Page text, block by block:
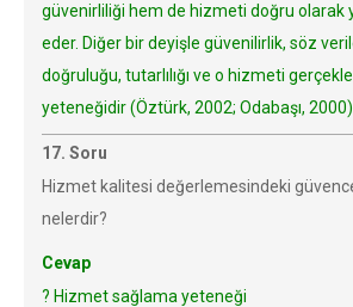
güvenirliliği hem de hizmeti doğru olarak
eder. Diğer bir deyişle güvenilirlik, söz
doğruluğu, tutarlılığı ve o hizmeti
yeteneğidir (Öztürk, 2002; Odabaşı, 2000).
17. Soru
Hizmet kalitesi değerlemesindeki
nelerdir?
Cevap
? Hizmet sağlama yeteneği